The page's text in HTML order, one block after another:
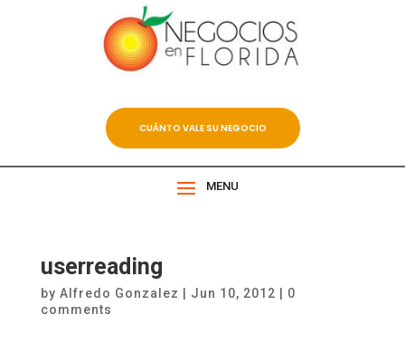
CUÁNTO VALE SU NEGOCIO
MENU
userreading
by Alfredo Gonzalez Jun 10, 2012
0
comments